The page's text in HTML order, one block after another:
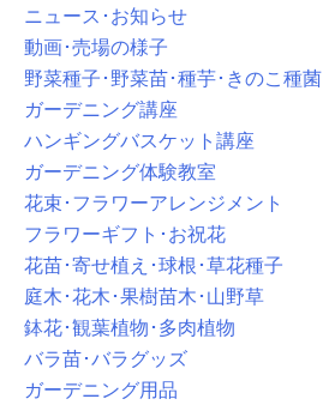
ニュース･お知らせ
動画･売場の様子
野菜種子･野菜苗･種芋･きのこ種菌
ガーデニング講座
ハンギングバスケット講座
ガーデニング体験教室
花束･フラワーアレンジメント
フラワーギフト･お祝花
花苗･寄せ植え･球根･草花種子
庭木･花木･果樹苗木･山野草
鉢花･観葉植物･多肉植物
バラ苗･バラグッズ
ガーデニング用品